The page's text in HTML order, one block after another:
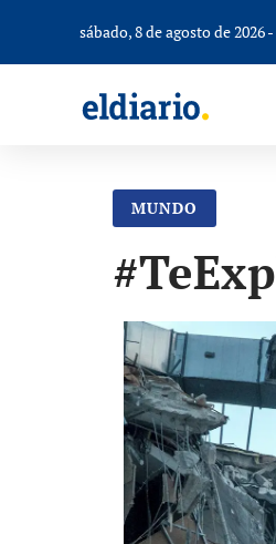
sábado, 8 de agosto de 2026
MUNDO